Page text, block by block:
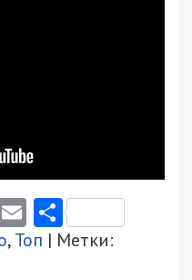
Email
,Топ | Метки: